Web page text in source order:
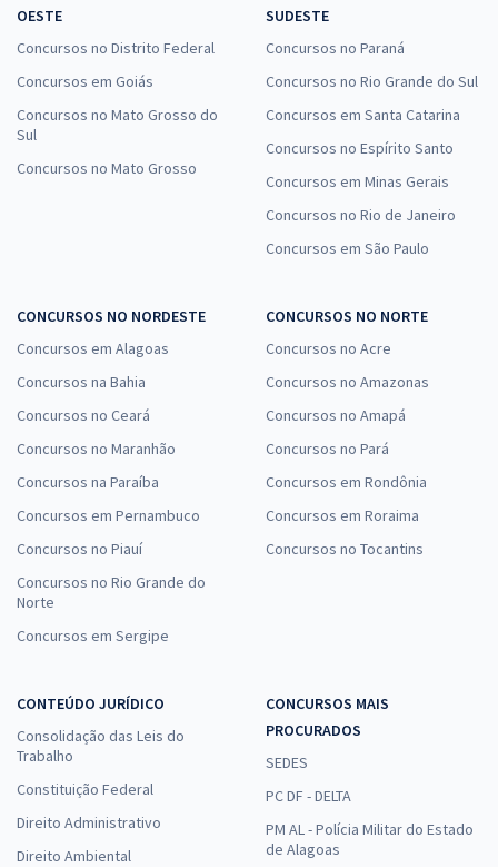
OESTE
Concursos no Distrito Federal
Concursos em Goiás
Concursos no Mato Grosso do
Sul
Concursos no Mato Grosso
SUDESTE
Concursos no Paraná
Concursos no Rio Grande do Sul
Concursos em Santa Catarina
Concursos no Espírito Santo
Concursos em Minas Gerais
Concursos no Rio de Janeiro
Concursos em São Paulo
CONCURSOS NO NORDESTE
Concursos em Alagoas
Concursos na Bahia
Concursos no Ceará
Concursos no Maranhão
Concursos na Paraíba
Concursos em Pernambuco
Concursos no Piauí
Concursos no Rio Grande do
Norte
Concursos em Sergipe
CONCURSOS NO NORTE
Concursos no Acre
Concursos no Amazonas
Concursos no Amapá
Concursos no Pará
Concursos em Rondônia
Concursos em Roraima
Concursos no Tocantins
CONTEÚDO JURÍDICO
Consolidação das Leis do
Trabalho
Constituição Federal
Direito Administrativo
Direito Ambiental
CONCURSOS MAIS
PROCURADOS
SEDES
PC DF - DELTA
PM AL - Polícia Militar do Estado
de Alagoas